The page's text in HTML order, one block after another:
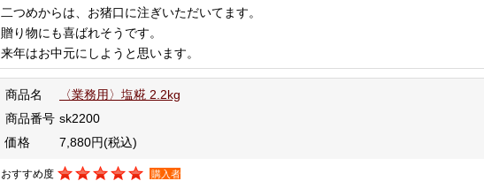
二つめからは、お猪口に注ぎいただいてます。
贈り物にも喜ばれそうです。
来年はお中元にしようと思います。
商品名
〈業務用〉塩糀 2.2kg
商品番号 sk2200
価格
7,880円(税込)
おすすめ度 購入者